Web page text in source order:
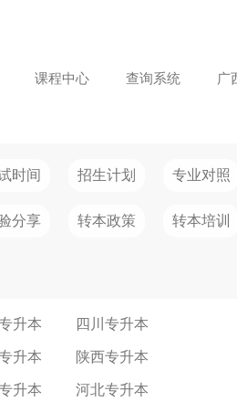
课程中心 查询系统 广
时间 招生计划 专业对照
分享 转本政策 转本培训
升本 四川专升本
升本 陕西专升本
升本 河北专升本